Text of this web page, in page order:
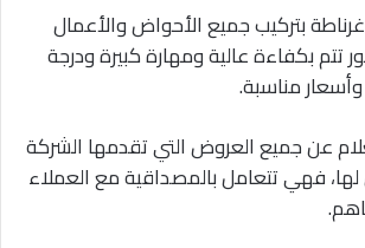
بتركيب جميع الأحواض والأعمال
تتم بكفاءة عالية ومهارة كبيرة ودرجة
مناسبة.
عن جميع العروض التي تقدمها الشركة
لها، فهي تتعامل بالمصداقية مع العملاء